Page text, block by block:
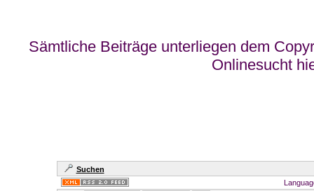
Sämtliche Beiträge unterliegen dem
Onlinesucht
Suchen